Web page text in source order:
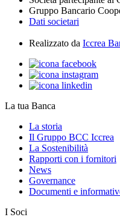
Gruppo Bancario
Dati societari
Realizzato da Iccrea
La tua Banca
La storia
Il Gruppo BCC Iccrea
La Sostenibilità
Rapporti con i fornitori
News
Governance
Documenti e
I Soci